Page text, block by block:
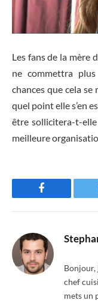
Les fans de la mère
ne commettra
chances que cela
quel point elle s’en
être sollicitera-t-elle
meilleure
Facebook
Bonjour,
chef
mets un